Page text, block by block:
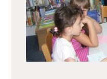
ODJELI
DOKUMENTI
KONTAKT